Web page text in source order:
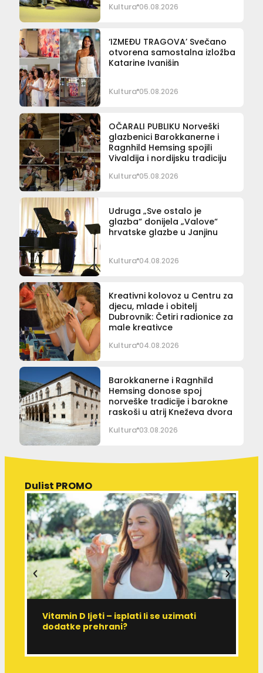
Kultura 06.08.2026
‘IZMEĐU TRAGOVA’ Svečano
otvorena samostalna izložba
Katarine Ivanišin
Kultura 05.08.2026
OČARALI PUBLIKU Norveški
glazbenici Barokkanerne i
Ragnhild Hemsing spojili
Vivaldija i nordijsku tradiciju
Kultura 05.08.2026
Udruga „Sve ostalo je
glazba“ donijela „Valove“
hrvatske glazbe u Janjinu
Kultura 04.08.2026
Kreativni kolovoz u Centru za
djecu, mlade i obitelj
Dubrovnik: Četiri radionice za
male kreativce
Kultura 04.08.2026
Barokkanerne i Ragnhild
Hemsing donose spoj
norveške tradicije i barokne
raskoši u atrij Kneževa dvora
Kultura 03.08.2026
Dulist PROMO
Vitamin D ljeti – isplati li se uzimati
dodatke prehrani?